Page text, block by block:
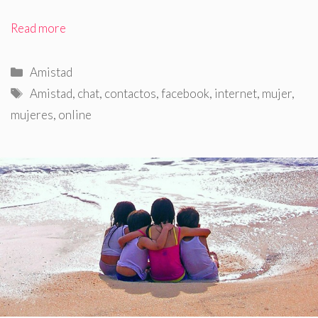
Read more
Categorías
Amistad
Etiquetas
Amistad, chat, contactos,facebook, internet, mujer,
mujeres, online